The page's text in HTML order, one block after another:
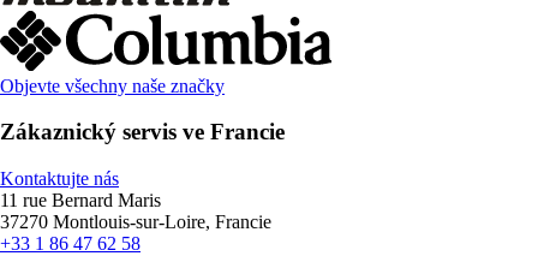
Objevte všechny naše značky
Zákaznický servis ve Francie
Kontaktujte nás
11 rue Bernard Maris
37270 Montlouis-sur-Loire, Francie
+33 1 86 47 62 58